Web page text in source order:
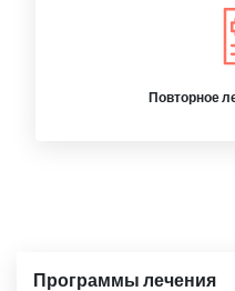
Повторное
Программы лечения